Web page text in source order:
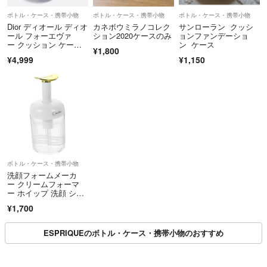
ボトル・ケース・携帯小物
Dior ディオール ディオ
ール フォーエヴァ
ー クッション ケー
¥4,999
ボトル・ケース・携帯小物
カネボウミラノコレク
ション2020ケースのみ
¥1,800
ボトル・ケース・携帯小物
サンローラン クッシ
ョンファンデーショ
ン ケース
¥1,150
ボトル・ケース・携帯小物
洗顔フォームメーカ
ー クリームフォーマ
ー ホイップ 洗顔 シャ
¥1,700
ESPRIQUEのボトル・ケース・携帯小物のおすすめ